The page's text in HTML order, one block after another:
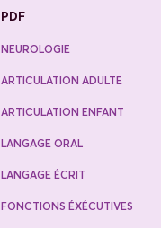
PDF
NEUROLOGIE
ARTICULATION ADULTE
ARTICULATION ENFANT
LANGAGE ORAL
LANGAGE ÉCRIT
FONCTIONS ÉXÉCUTIVES